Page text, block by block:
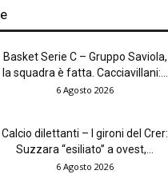
Basket Serie C – Gruppo Saviola,
la squadra è fatta. Cacciavillani:...
6 Agosto 2026
Calcio dilettanti – I gironi del Crer:
Suzzara “esiliato” a ovest,...
6 Agosto 2026